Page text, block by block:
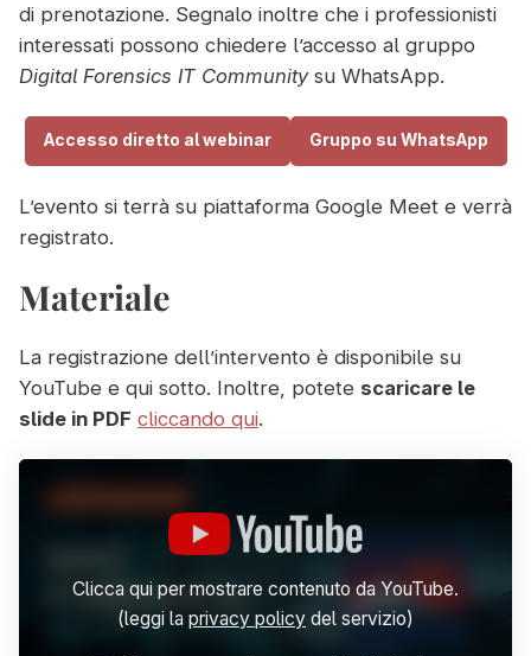
di prenotazione. Segnalo inoltre che i professionisti
interessati possono chiedere l’accesso al gruppo
Digital Forensics IT Communitysu WhatsApp.
Accesso diretto al webinar Gruppo su WhatsApp
L’evento si terrà su piattaforma Google Meet e verrà
registrato.
Materiale
La registrazione dell’intervento è disponibile su
YouTube e qui sotto. Inoltre, potete scaricare le
slide in PDF cliccando qui.
Display
"Dalla
copia
Cartridge:
Clicca qui per mostrare contenuto da YouTube.
(leggi la privacy policy del servizio)